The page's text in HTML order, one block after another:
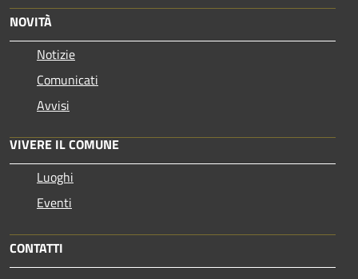
NOVITÀ
Notizie
Comunicati
Avvisi
VIVERE IL COMUNE
Luoghi
Eventi
CONTATTI